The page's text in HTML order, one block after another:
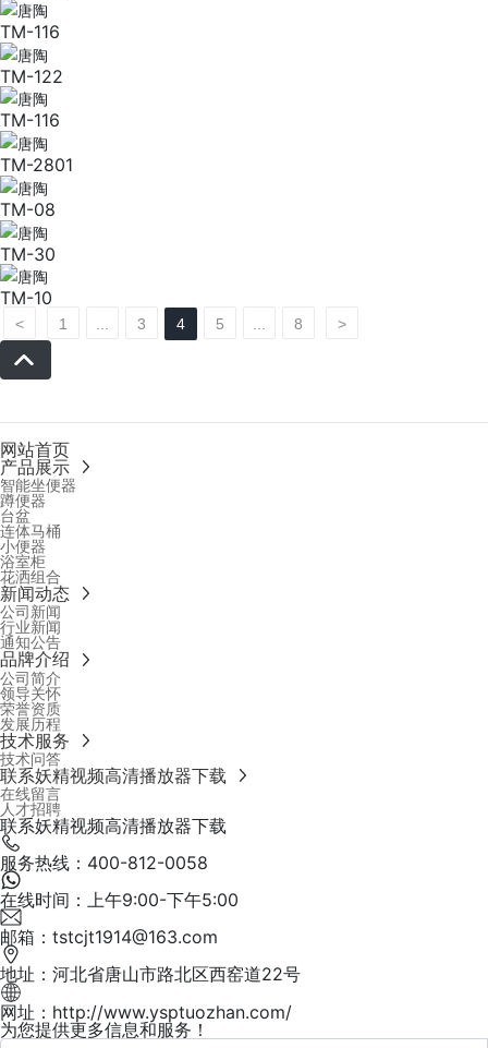
TM-116
TM-122
TM-116
TM-2801
TM-08
TM-30
TM-10
< 1 3 4 5 8 >
网站首页
产品展示
智能坐便器
蹲便器
台盆
连体马桶
小便器
浴室柜
花洒组合
新闻动态
公司新闻
行业新闻
通知公告
品牌介绍
公司简介
领导关怀
荣誉资质
发展历程
技术服务
技术问答
联系妖精视频高清播放器下载
在线留言
人才招聘
联系妖精视频高清播放器下载
服务热线：400-812-0058
在线时间：上午9:00-下午5:00
邮箱：tstcjt1914@163.com
地址：河北省唐山市路北区西窑道22号
网址：http://www.ysptuozhan.com/
为您提供更多信息和服务！